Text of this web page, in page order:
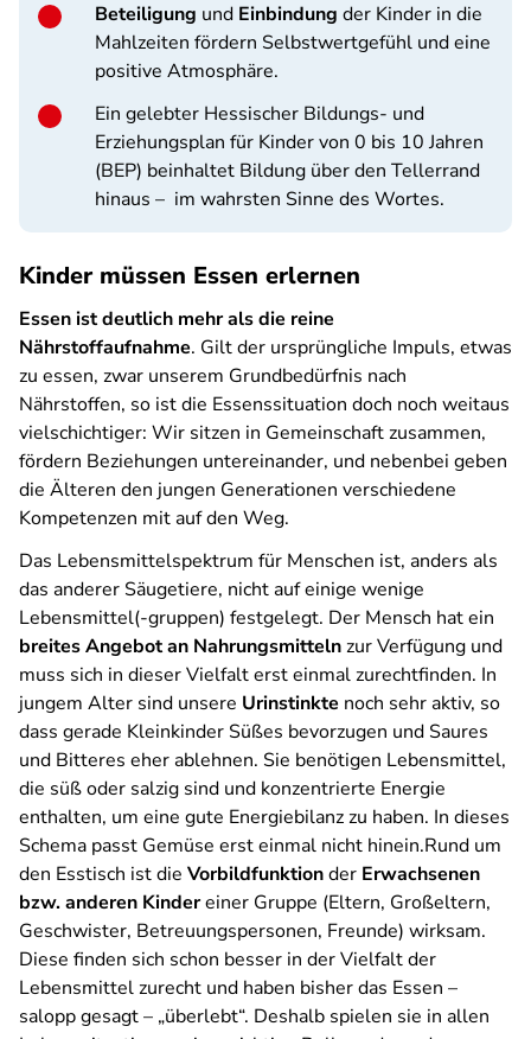
Beteiligung und Einbindung der Kinder in die
Mahlzeiten fördern Selbstwertgefühl und eine
positive Atmosphäre.
Ein gelebter Hessischer Bildungs- und
Erziehungsplan für Kinder von 0 bis 10 Jahren
(BEP) beinhaltet Bildung über den Tellerrand
hinaus – im wahrsten Sinne des Wortes.
Kinder müssen Essen erlernen
Essen ist deutlich mehr als die reine
Nährstoffaufnahme. Gilt der ursprüngliche Impuls, etwas
zu essen, zwar unserem Grundbedürfnis nach
Nährstoffen, so ist die Essenssituation doch noch weitaus
vielschichtiger: Wir sitzen in Gemeinschaft zusammen,
fördern Beziehungen untereinander, und nebenbei geben
die Älteren den jungen Generationen verschiedene
Kompetenzen mit auf den Weg.
Das Lebensmittelspektrum für Menschen ist, anders als
das anderer Säugetiere, nicht auf einige wenige
Lebensmittel(-gruppen) festgelegt. Der Mensch hat ein
breites Angebot an Nahrungsmittelnzur Verfügung und
muss sich in dieser Vielfalt erst einmal zurechtfinden. In
jungem Alter sind unsere Urinstinkte noch sehr aktiv, so
dass gerade Kleinkinder Süßes bevorzugen und Saures
und Bitteres eher ablehnen. Sie benötigen Lebensmittel,
die süß oder salzig sind und konzentrierte Energie
enthalten, um eine gute Energiebilanz zu haben. In dieses
Schema passt Gemüse erst einmal nicht hinein.Rund um
den Esstisch ist die Vorbildfunktionder Erwachsenen
bzw. anderen Kindereiner Gruppe (Eltern, Großeltern,
Geschwister, Betreuungspersonen, Freunde) wirksam.
Diese finden sich schon besser in der Vielfalt der
Lebensmittel zurecht und haben bisher das Essen –
salopp gesagt – „überlebt“. Deshalb spielen sie in allen